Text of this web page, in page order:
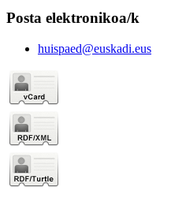
Posta elektronikoa/k
huispaed@euskadi.eus